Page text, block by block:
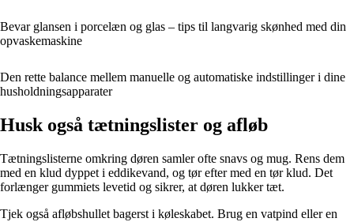
Bevar glansen i porcelæn og glas – tips til langvarig skønhed med din
opvaskemaskine
Den rette balance mellem manuelle og automatiske indstillinger i dine
husholdningsapparater
Husk også tætningslister og afløb
Tætningslisterne omkring døren samler ofte snavs og mug. Rens dem
med en klud dyppet i eddikevand, og tør efter med en tør klud. Det
forlænger gummiets levetid og sikrer, at døren lukker tæt.
Tjek også afløbshullet bagerst i køleskabet. Brug en vatpind eller en